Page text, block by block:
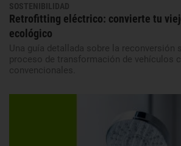
SOSTENIBILIDAD
Retrofitting eléctrico: convierte tu
ecológico
Una guía detallada sobre la reconversión
proceso de transformación de vehículos
convencionales.